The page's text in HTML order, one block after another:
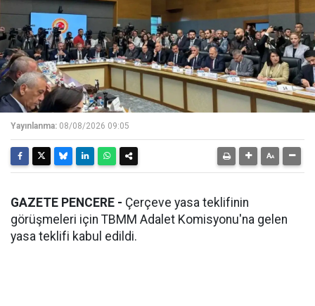
Yayınlanma: 08/08/2026 09:05
GAZETE PENCERE - Çerçeve yasa teklifinin
görüşmeleri için TBMM Adalet Komisyonu'na gelen
yasa teklifi kabul edildi.